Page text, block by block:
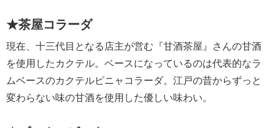
★茶屋コラーダ
現在、十三代目となる店主が営む『甘酒茶屋』さんの甘酒
を使用したカクテル。ベースになっているのは代表的なラ
ムベースのカクテルピニャコラーダ。江戸の昔からずっと
変わらない味の甘酒を使用した優しい味わい。